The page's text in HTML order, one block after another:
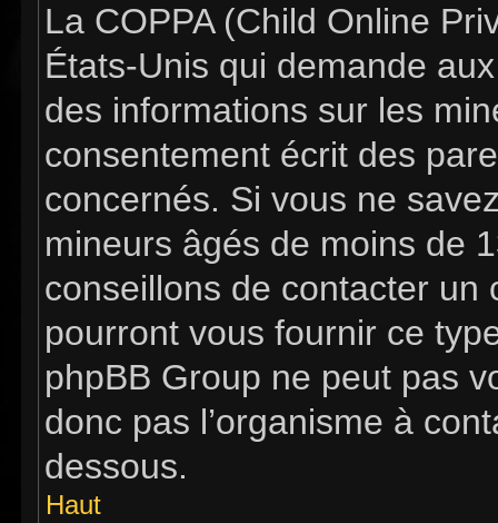
La COPPA (Child Online
États-Unis qui demande
des informations sur les
consentement écrit des
concernés. Si vous ne
mineurs âgés de moins de
conseillons de contacter un
pourront vous fournir ce
phpBB Group ne peut pas
donc pas l’organisme à
dessous.
Haut